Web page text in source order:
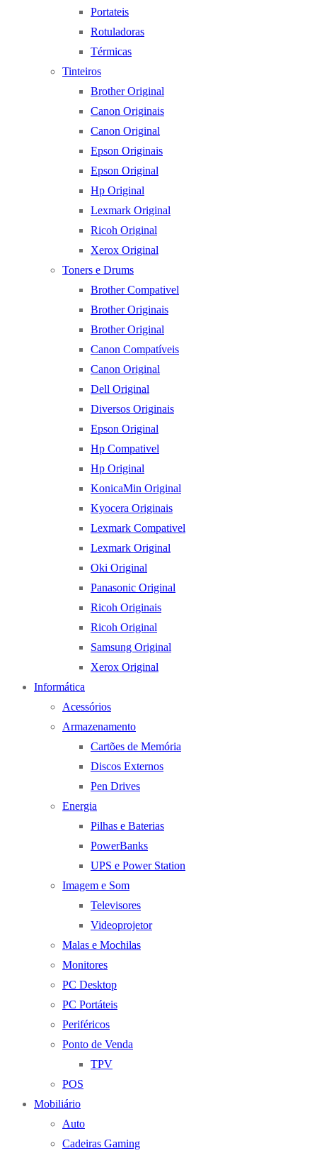
Portateis
Rotuladoras
Térmicas
Tinteiros
Brother Original
Canon Originais
Canon Original
Epson Originais
Epson Original
Hp Original
Lexmark Original
Ricoh Original
Xerox Original
Toners e Drums
Brother Compativel
Brother Originais
Brother Original
Canon Compatíveis
Canon Original
Dell Original
Diversos Originais
Epson Original
Hp Compativel
Hp Original
KonicaMin Original
Kyocera Originais
Lexmark Compativel
Lexmark Original
Oki Original
Panasonic Original
Ricoh Originais
Ricoh Original
Samsung Original
Xerox Original
Informática
Acessórios
Armazenamento
Cartões de Memória
Discos Externos
Pen Drives
Energia
Pilhas e Baterias
PowerBanks
UPS e Power Station
Imagem e Som
Televisores
Videoprojetor
Malas e Mochilas
Monitores
PC Desktop
PC Portáteis
Periféricos
Ponto de Venda
TPV
POS
Mobiliário
Auto
Cadeiras Gaming